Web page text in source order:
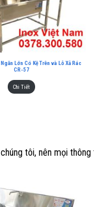
Lớn Có Kệ Trên và Lỗ Xả Rác
CR-57
Chi Tiết
tôi, nên mọi